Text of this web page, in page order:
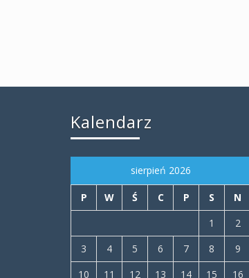
Kalendarz
sierpień 2026
P W Ś C P S
N
1
2
3
4 5 6 7 8
9
10
11 12 13 14 15
16